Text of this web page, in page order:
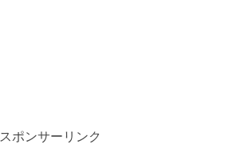
スポンサーリンク